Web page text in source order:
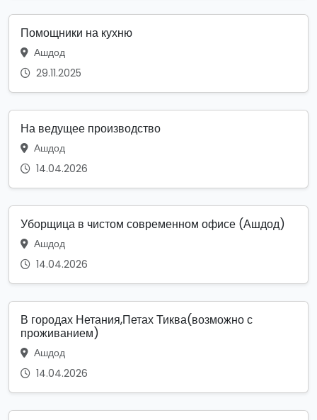
Помощники на кухню
Ашдод
29.11.2025
На ведущее производство
Ашдод
14.04.2026
Уборщица в чистом современном офисе (Ашдод)
Ашдод
14.04.2026
В городах Нетания,Петах Тиква(возможно с
проживанием)
Ашдод
14.04.2026